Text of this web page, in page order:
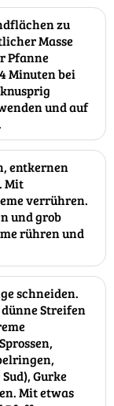
zu
Masse
Pfanne
Minuten bei
und auf
entkernen
Mit
verrühren.
und grob
rühren und
schneiden.
Streifen
Gurke
Mit etwas